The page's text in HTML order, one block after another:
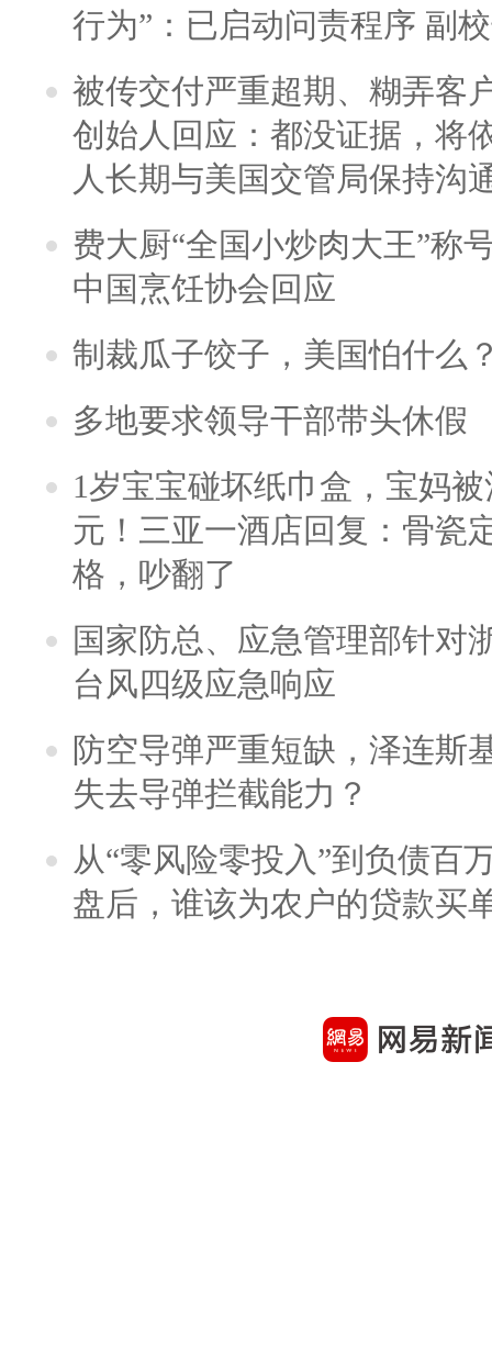
行为”：已启动问责程序 副
被传交付严重超期、糊弄客
创始人回应：都没证据，将
人长期与美国交管局保持沟
费大厨“全国小炒肉大王”称
中国烹饪协会回应
制裁瓜子饺子，美国怕什么
多地要求领导干部带头休假
1岁宝宝碰坏纸巾盒，宝妈
元！三亚一酒店回复：骨瓷
格，吵翻了
国家防总、应急管理部针对
台风四级应急响应
防空导弹严重短缺，泽连斯
失去导弹拦截能力？
从“零风险零投入”到负债百
盘后，谁该为农户的贷款买